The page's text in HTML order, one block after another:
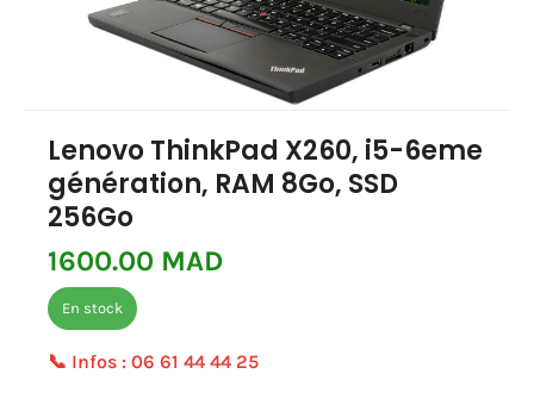
Lenovo ThinkPad X260, i5-6eme
génération, RAM 8Go, SSD
256Go
1600.00 MAD
En stock
📞 Infos : 06 61 44 44 25